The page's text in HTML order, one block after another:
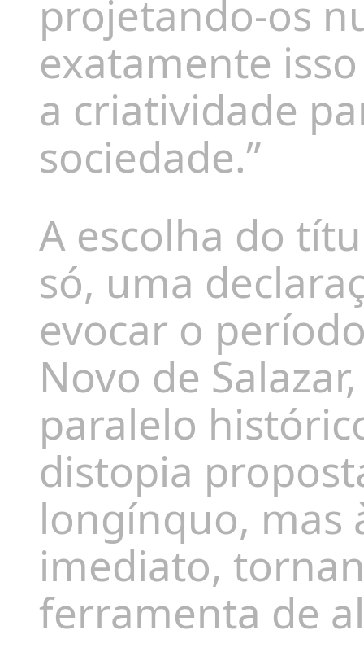
exatamente
a criatividade
sociedade.”
A escolha do
só, uma
evocar o
Novo de
paralelo
distopia
longínquo, mas
imediato,
ferramenta de